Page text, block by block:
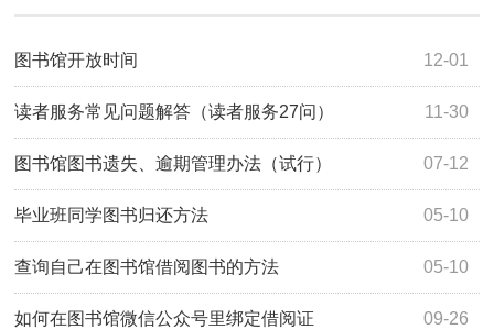
12-01
图书馆开放时间
11-30
读者服务常见问题解答（读者服务27问）
07-12
图书馆图书遗失、逾期管理办法（试行）
05-10
毕业班同学图书归还方法
05-10
查询自己在图书馆借阅图书的方法
09-26
如何在图书馆微信公众号里绑定借阅证